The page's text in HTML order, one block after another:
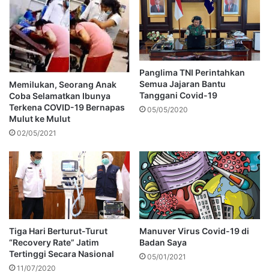
Memilukan, Seorang Anak
Coba Selamatkan Ibunya
Terkena COVID-19 Bernapas
Mulut ke Mulut
02/05/2021
Panglima TNI Perintahkan
Semua Jajaran Bantu
Tanggani Covid-19
05/05/2020
Tiga Hari Berturut-Turut
“Recovery Rate” Jatim
Tertinggi Secara Nasional
11/07/2020
Manuver Virus Covid-19 di
Badan Saya
05/01/2021